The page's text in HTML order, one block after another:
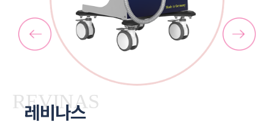
레비나스
REVINAS